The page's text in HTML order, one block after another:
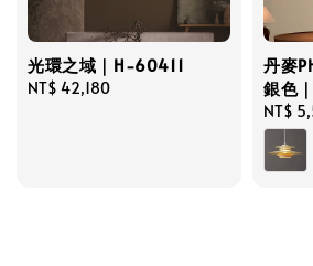
光環之域｜H-60411
Regular
NT$ 42,180
丹麥
銀色
price
NT$